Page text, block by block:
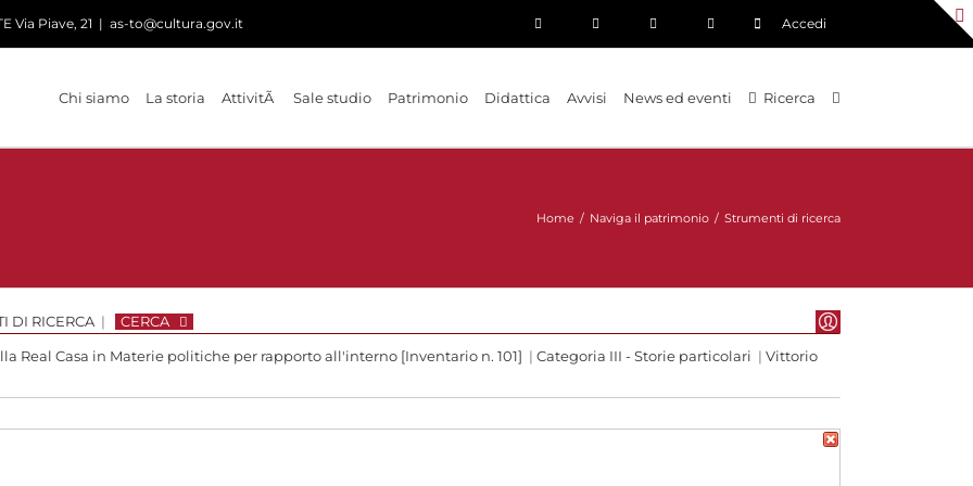
Via Piave, 21 | as-to@cultura.gov.it Accedi
Chi siamo La storia AttivitÃ Sale studio Patrimonio Didattica Avvisi News ed eventi Ricerca
Home / Naviga il patrimonio / Strumenti di ricerca
DI RICERCA | CERCA
Real Casa in Materie politiche per rapporto all'interno [Inventario n. 101] | Categoria III - Storie particolari | Vittorio